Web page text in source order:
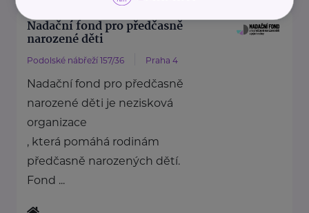
Nadační fond pro předčasně
narozené děti
Podolské nábřeží 157/36 Praha 4
Nadační fond pro předčasně
narozené děti je nezisková
organizace
, která pomáhá rodinám
předčasně narozených dětí.
Fond ...